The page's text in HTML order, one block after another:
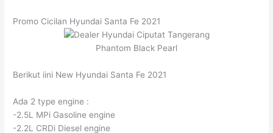
Promo Cicilan Hyundai Santa Fe 2021
Phantom Black Pearl
Berikut iini New Hyundai Santa Fe 2021
Ada 2 type engine :
-2.5L MPi Gasoline engine
-2.2L CRDi Diesel engine